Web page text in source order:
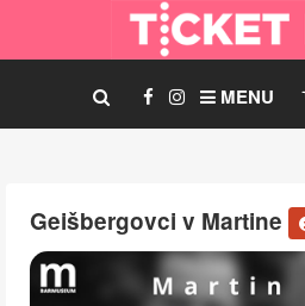
MENU
Geišbergovci v Martine